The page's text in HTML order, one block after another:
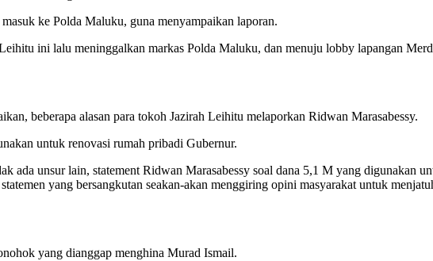
ke Polda Maluku, guna menyampaikan laporan.
ini lalu meninggalkan markas Polda Maluku, dan menuju lobby lapangan
beberapa alasan para tokoh Jazirah Leihitu melaporkan Ridwan Marasabessy.
untuk renovasi rumah pribadi Gubernur.
ada unsur lain, statement Ridwan Marasabessy soal dana 5,1 M yang digunakan
yang bersangkutan seakan-akan menggiring opini masyarakat untuk
yang dianggap menghina Murad Ismail.